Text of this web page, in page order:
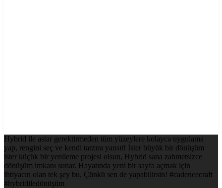
Hybrid ile astar gerektirmeden tüm yüzeylere kolayca uygulama
yap, rengini seç ve kendi tarzını yansıt! İster büyük bir dönüşüm
ister küçük bir yenileme projesi olsun, Hybrid sana zahmetsizce
dönüşüm imkanı sunar. Hayatında yeni bir sayfa açmak için
ihtiyacın olan tek şey bu. Çünkü sen de yapabilirsin! #cadencecraft
#hybridiledönüşüm